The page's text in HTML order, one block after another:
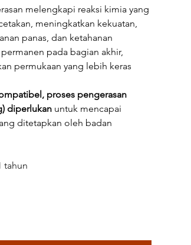
melengkapi reaksi kimia yang
meningkatkan kekuatan,
panas, dan ketahanan
pada bagian akhir,
permukaan yang lebih keras
proses pengerasan
diperlukan untuk mencapai
ditetapkan oleh badan
tahun